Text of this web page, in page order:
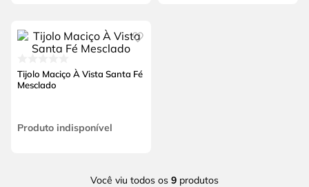
Tijolo Maciço À Vista Santa Fé
Mesclado
Produto indisponível
Você viu todos os 9 produtos